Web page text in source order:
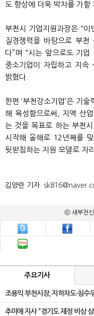
도 향상에 더욱 박차를 가할
부천시 기업지원과장은 “
질경쟁력을 바탕으로 부
다”며 “시는 앞으로도 기
중소기업이 자립하고 지속
밝혔다.
한편 ‘부천강소기업’은 기
해 육성함으로써, 지역 산
는 것을 목표로 하는 부천
시작해 올해로 12년째를
뒷받침하는 지원 모델로 자
김양란 기자
ⓒ 새부천신
주요기사
조용익 부천시장, 지하차도·침수
추미애 지사 "경기도 재정 비상